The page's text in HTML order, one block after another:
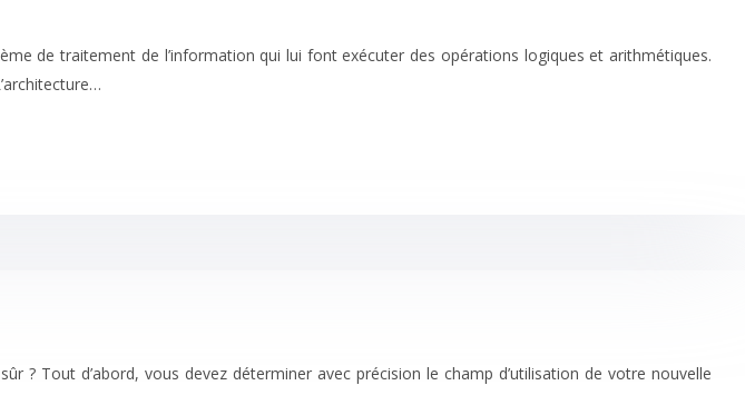
de traitement de l’information qui lui font exécuter des opérations logiques et arithmétiques.
? Tout d’abord, vous devez déterminer avec précision le champ d’utilisation de votre nouvelle